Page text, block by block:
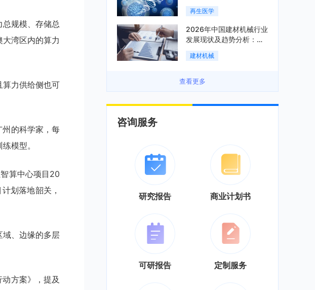
规模、存储总
湾区内的算力
算力供给侧也可
州的科学家，每
模型。
算中心项目20
划落地韶关，
域、边缘的多层
方案》，提及
关政策、产业链、竞争格
局及发展潜力分析「图」
再生医学
2026年中国建材机械行业
发展现状及趋势分析：企
业加速向“装备+系统+服
务”综合服务商转型「图」
建材机械
查看更多
咨询服务
研究报告 商业计划书
可研报告 定制服务